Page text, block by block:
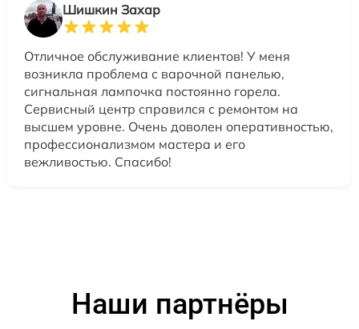
Шишкин Захар
Отличное обслуживание клиентов! У меня
возникла проблема с варочной панелью,
сигнальная лампочка постоянно горела.
Сервисный центр справился с ремонтом на
высшем уровне. Очень доволен оперативностью,
профессионализмом мастера и его
вежливостью. Спасибо!
Наши партнёры